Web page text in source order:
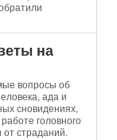
на
вопросы об
ада и
сновидениях,
головного
страданий.